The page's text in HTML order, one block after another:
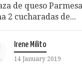
de queso
2 cucharadas de...
Irene Milito
14 January 2019